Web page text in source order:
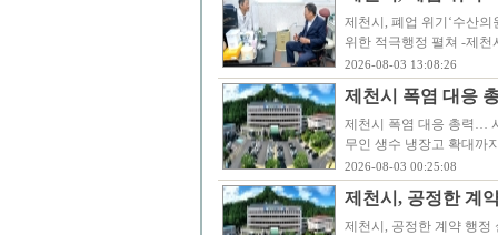
제천시, 폐업 위기‘수산
위한 적극행정 펼쳐 -제
2026-08-03 13:08:26
제천시 폭염 대응
제천시 폭염 대응 총력…
무인 생수 냉장고 확대까
2026-08-03 00:25:08
제천시, 공정한 계
제천시, 공정한 계약 행정